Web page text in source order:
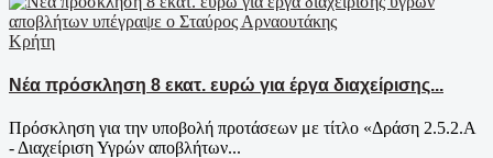
Κρήτη
Νέα πρόσκληση 8 εκατ. ευρώ για έργα διαχείρισης...
Πρόσκληση για την υποβολή προτάσεων με τίτλο «Δράση 2.5.2.Α
- Διαχείριση Υγρών αποβλήτων...